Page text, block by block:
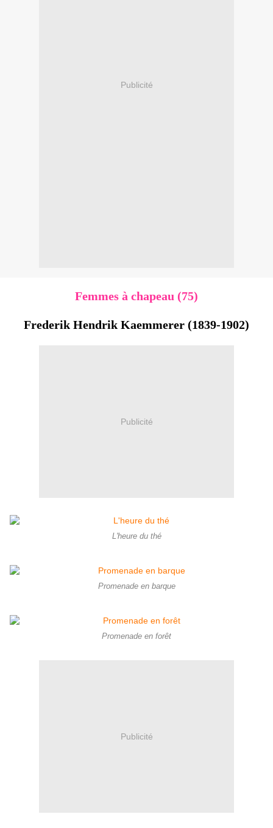
Publicité
Femmes à chapeau (75)
Frederik Hendrik Kaemmerer (1839-1902)
Publicité
L'heure du thé
Promenade en barque
Promenade en forêt
Publicité